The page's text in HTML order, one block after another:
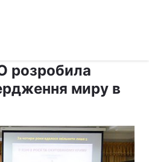
розробила
миру в